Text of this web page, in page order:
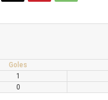
Goles
1
0